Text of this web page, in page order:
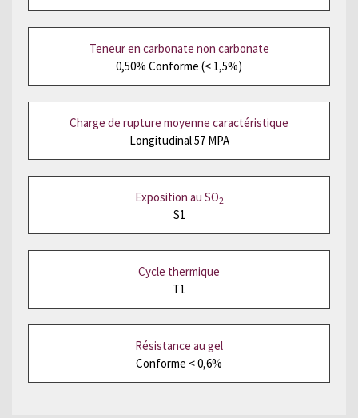
Teneur en carbonate non carbonate
0,50% Conforme (< 1,5%)
Charge de rupture moyenne caractéristique
Longitudinal 57 MPA
Exposition au SO2
S1
Cycle thermique
T1
Résistance au gel
Conforme < 0,6%